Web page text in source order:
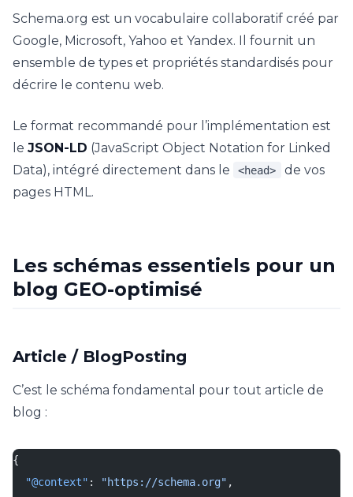
Schema.org est un vocabulaire collaboratif créé par
Google, Microsoft, Yahoo et Yandex. Il fournit un
ensemble de types et propriétés standardisés pour
décrire le contenu web.
Le format recommandé pour l’implémentation est
le JSON-LD (JavaScript Object Notation for Linked
Data), intégré directement dans le
<head>
de vos
pages HTML.
Les schémas essentiels pour un
blog GEO-optimisé
Article / BlogPosting
C’est le schéma fondamental pour tout article de
blog :
{
  "@context"
: "https://schema.org" ,